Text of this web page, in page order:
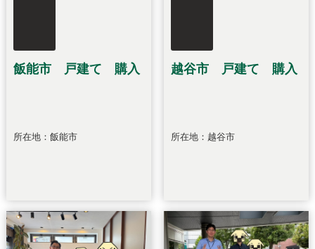
飯能市 戸建て 購入
所在地：飯能市
越谷市 戸建て 購入
所在地：越谷市